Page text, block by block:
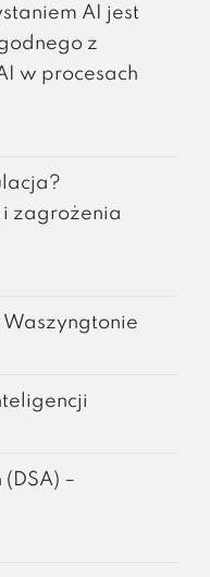
AI jest
z
w procesach
zagrożenia
Waszyngtonie
–